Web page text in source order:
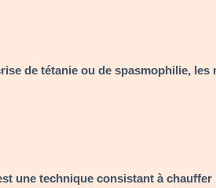
de tétanie ou de spasmophilie,
une technique consistant à